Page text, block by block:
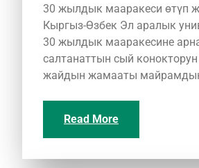
30 жылдык мааракеси өтүп
Кыргыз-Өзбек Эл аралык
30 жылдык мааракесине
салтанаттын сый конокторун
жайдын жамааты
Read More